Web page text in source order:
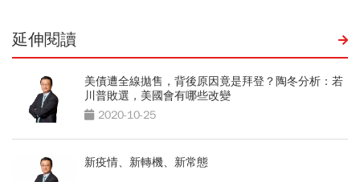
延伸閱讀
美債遭全線拋售，背後原因竟是拜登？陶冬分析：若
川普敗選，美國會有哪些改變
2020-10-25
新疫情、新轉機、新常態